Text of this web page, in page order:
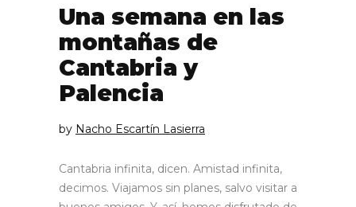
Una semana en las
montañas de
Cantabria y
Palencia
by Nacho Escartín Lasierra
Cantabria infinita, dicen. Amistad infinita,
decimos. Viajamos sin planes, salvo visitar a